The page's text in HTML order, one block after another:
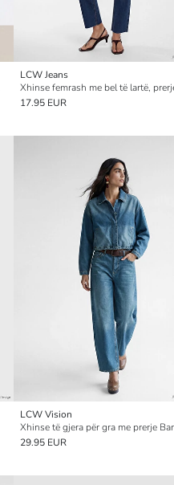
LCW Jeans
17.95 EUR
LCW Vision
Xhinse të gjera për gra me prerje
29.95 EUR